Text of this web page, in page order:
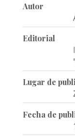
Autor
Editorial
Lugar de
Fecha de